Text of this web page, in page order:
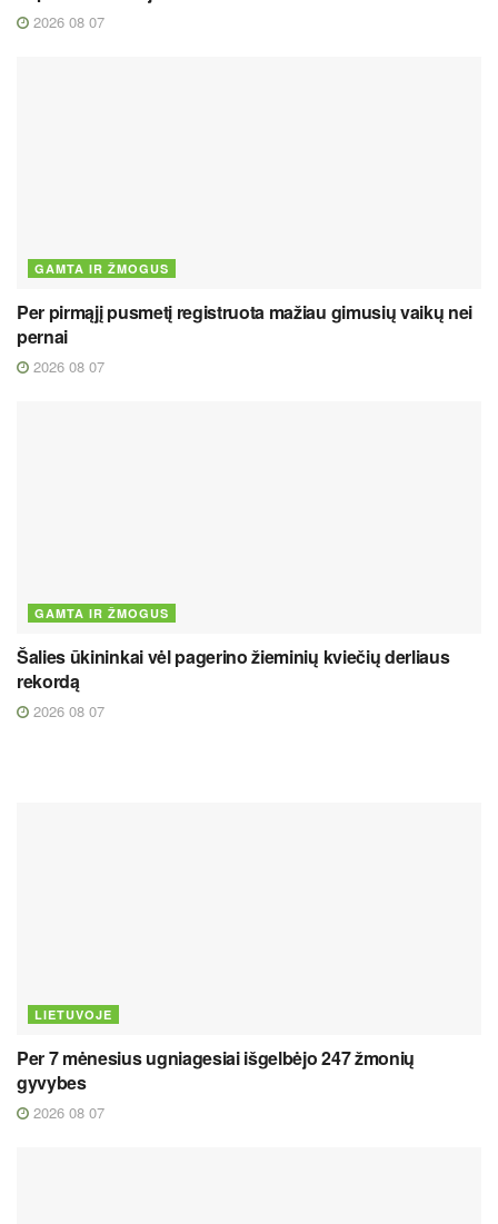
2026 08 07
GAMTA IR ŽMOGUS
Per pirmąjį pusmetį registruota mažiau gimusių vaikų nei
pernai
2026 08 07
GAMTA IR ŽMOGUS
Šalies ūkininkai vėl pagerino žieminių kviečių derliaus
rekordą
2026 08 07
LIETUVOJE
Per 7 mėnesius ugniagesiai išgelbėjo 247 žmonių
gyvybes
2026 08 07